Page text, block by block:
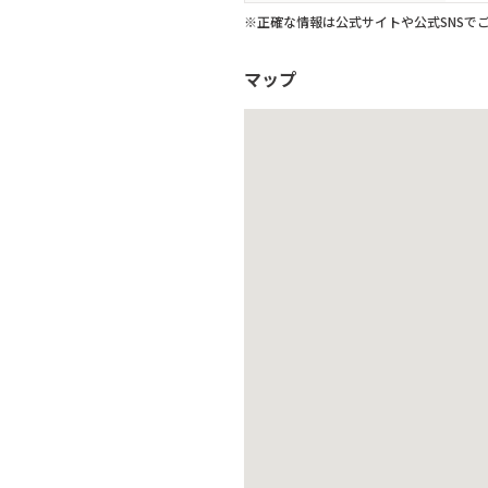
※正確な情報は公式サイトや公式SNSで
マップ